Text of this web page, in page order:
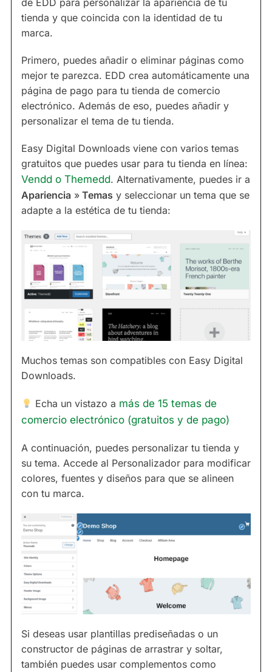
tienda y que coincida con la identidad de tu
marca.
Primero, puedes añadir o eliminar páginas como
mejor te parezca. EDD crea automáticamente una
página de pago para tu tienda de comercio
electrónico. Además de eso, puedes añadir y
personalizar el tema de tu tienda.
Easy Digital Downloads viene con varios temas
gratuitos que puedes usar para tu tienda en línea:
Vendd o Themedd. Alternativamente, puedes ir a
Apariencia » Temas y seleccionar un tema que se
adapte a la estética de tu tienda:
Muchos temas son compatibles con Easy Digital
Downloads.
Echa un vistazo a más de 15 temas de
comercio electrónico (gratuitos y de pago)
A continuación, puedes personalizar tu tienda y
su tema. Accede al Personalizador para modificar
colores, fuentes y diseños para que se alineen
con tu marca.
Si deseas usar plantillas prediseñadas o un
constructor de páginas de arrastrar y soltar,
también puedes usar complementos como